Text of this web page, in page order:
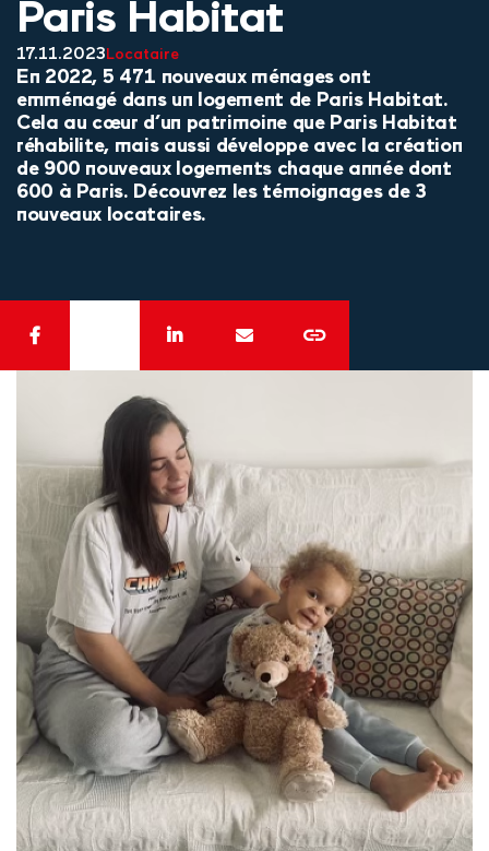
Paris Habitat
17.11.2023 Locataire
En 2022, 5 471 nouveaux ménages ont
emménagé dans un logement de Paris Habitat.
Cela au cœur d’un patrimoine que Paris Habitat
réhabilite, mais aussi développe avec la création
de 900 nouveaux logements chaque année dont
600 à Paris. Découvrez les témoignages de 3
nouveaux locataires.